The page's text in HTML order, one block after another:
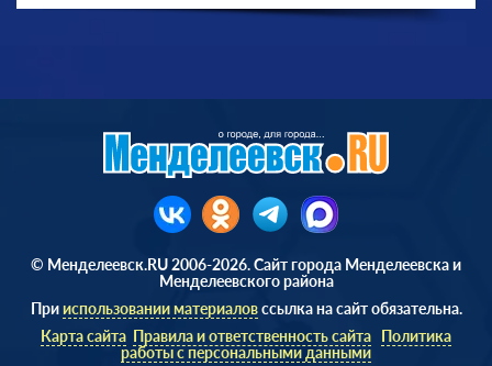
© Менделеевск.RU 2006-2026. Сайт города Менделеевска и
Менделеевского района
Прииспользовании материаловссылка на сайт обязательна.
Карта сайта Правила и ответственность сайта Политика
работы с персональными данными